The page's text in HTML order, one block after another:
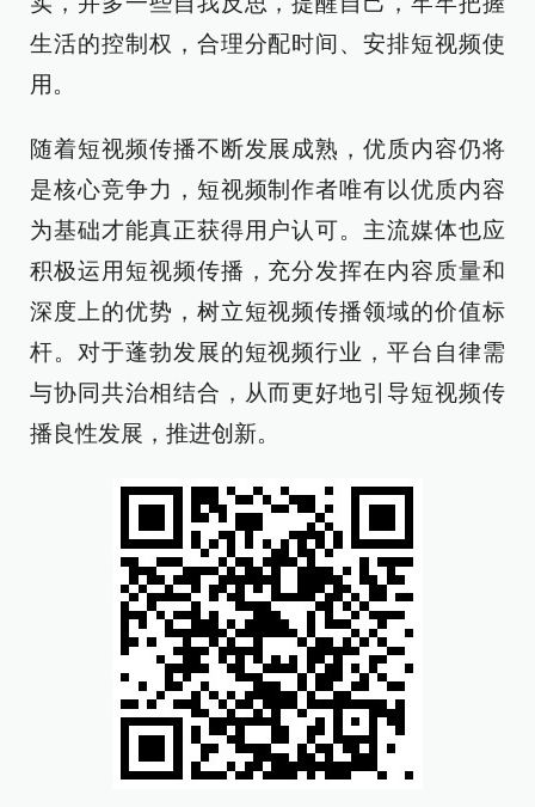
生活的控制权，合理分配时间、安排短视频使
用。
随着短视频传播不断发展成熟，优质内容仍将
是核心竞争力，短视频制作者唯有以优质内容
为基础才能真正获得用户认可。主流媒体也应
积极运用短视频传播，充分发挥在内容质量和
深度上的优势，树立短视频传播领域的价值标
杆。对于蓬勃发展的短视频行业，平台自律需
与协同共治相结合，从而更好地引导短视频传
播良性发展，推进创新。